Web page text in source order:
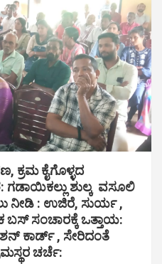
ಕ್ರಮ ಕೈಗೊಳ್ಳದ
ಗಡಾಯಿಕಲ್ಲು ಶುಲ್ಕ ವಸೂಲಿ
ನೀಡಿ : ಉಜಿರೆ, ಸುರ್ಯ ,
ಬಸ್ ಸಂಚಾರಕ್ಕೆ ಒತ್ತಾಯ:
ಕಾರ್ಡ್ , ಸೇರಿದಂತೆ
ಚರ್ಚೆ: